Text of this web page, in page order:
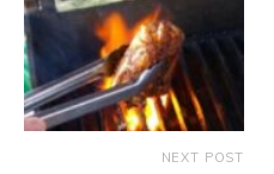
NEXT POST